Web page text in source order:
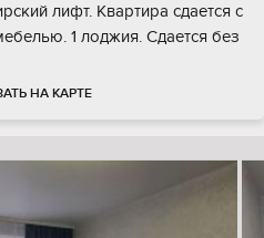
лифт. Квартира сдается с
1 лоджия. Сдается без
НА КАРТЕ